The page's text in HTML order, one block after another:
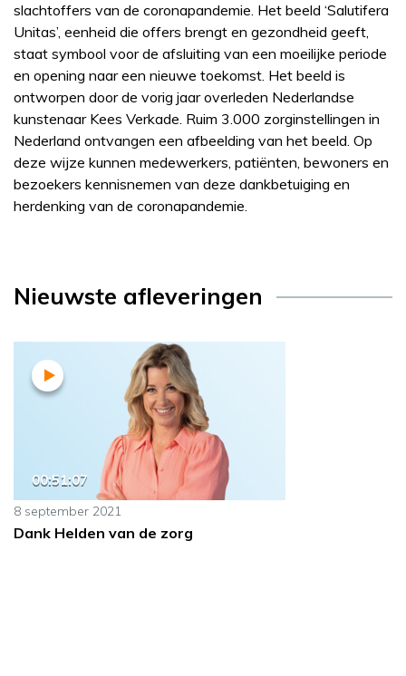
slachtoffers van de coronapandemie. Het beeld ‘Salutifera
Unitas’, eenheid die offers brengt en gezondheid geeft,
staat symbool voor de afsluiting van een moeilijke periode
en opening naar een nieuwe toekomst. Het beeld is
ontworpen door de vorig jaar overleden Nederlandse
kunstenaar Kees Verkade. Ruim 3.000 zorginstellingen in
Nederland ontvangen een afbeelding van het beeld. Op
deze wijze kunnen medewerkers, patiënten, bewoners en
bezoekers kennisnemen van deze dankbetuiging en
herdenking van de coronapandemie.
Nieuwste afleveringen
00:51:07
8 september 2021
Dank Helden van de zorg